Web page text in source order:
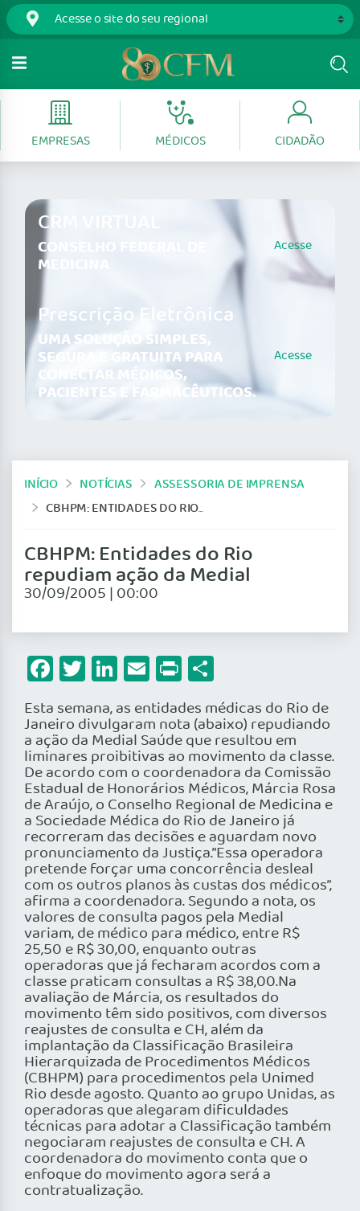
EMPRESAS MÉDICOS CIDADÃO
CRM VIRTUAL
CONSELHO FEDERAL DE
MEDICINA
Acesse
Prescrição Eletrônica
UMA SOLUÇÃO SIMPLES,
SEGURA E GRATUITA PARA
CONECTAR MÉDICOS,
PACIENTES E FARMACÊUTICOS.
Acesse
INÍCIO NOTÍCIAS
ASSESSORIA DE IMPRENSA
CBHPM: ENTIDADES DO RIO REPUDIAM AÇÃO DA MEDIAL
CBHPM: Entidades do Rio
repudiam ação da Medial
30/09/2005 | 00:00
Facebook
Twitter
LinkedIn
Email
Print
Esta semana, as entidades médicas do Rio de
Janeiro divulgaram nota (abaixo) repudiando
a ação da Medial Saúde que resultou em
liminares proibitivas ao movimento da classe.
De acordo com o coordenadora da Comissão
Estadual de Honorários Médicos, Márcia Rosa
de Araújo, o Conselho Regional de Medicina e
a Sociedade Médica do Rio de Janeiro já
recorreram das decisões e aguardam novo
pronunciamento da Justiça.”Essa operadora
pretende forçar uma concorrência desleal
com os outros planos às custas dos médicos”,
afirma a coordenadora. Segundo a nota, os
valores de consulta pagos pela Medial
variam, de médico para médico, entre R$
25,50 e R$ 30,00, enquanto outras
operadoras que já fecharam acordos com a
classe praticam consultas a R$ 38,00.Na
avaliação de Márcia, os resultados do
movimento têm sido positivos, com diversos
reajustes de consulta e CH, além da
implantação da Classificação Brasileira
Hierarquizada de Procedimentos Médicos
(CBHPM) para procedimentos pela Unimed
Rio desde agosto. Quanto ao grupo Unidas, as
operadoras que alegaram dificuldades
técnicas para adotar a Classificação também
negociaram reajustes de consulta e CH. A
coordenadora do movimento conta que o
enfoque do movimento agora será a
contratualização.